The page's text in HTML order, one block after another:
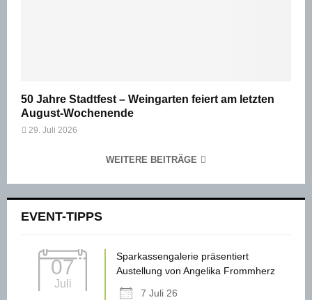
50 Jahre Stadtfest – Weingarten feiert am letzten
August-Wochenende
29. Juli 2026
WEITERE BEITRÄGE
EVENT-TIPPS
07
Juli
Sparkassengalerie präsentiert
Austellung von Angelika Frommherz
7 Juli 26